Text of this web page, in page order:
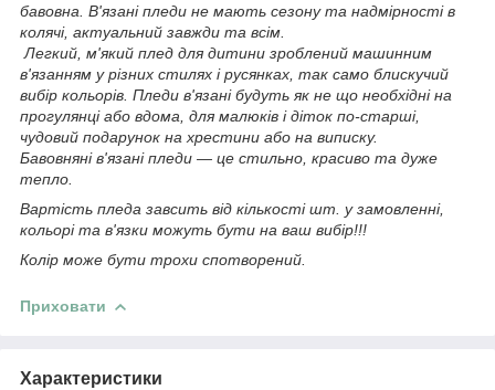
бавовна. В'язані пледи не мають сезону та надмірності в
колячі, актуальний завжди та всім.
Легкий, м'який плед для дитини зроблений машинним
в'язанням у різних стилях і русянках, так само блискучий
вибір кольорів. Пледи в'язані будуть як не що необхідні на
прогулянці або вдома, для малюків і діток по-старші,
чудовий подарунок на хрестини або на виписку.
Бавовняні в'язані пледи — це стильно, красиво та дуже
тепло.
Вартість пледа завсить від кількості шт. у замовленні,
кольорі та в'язки можуть бути на ваш вибір!!!
Колір може бути трохи спотворений.
Приховати
Характеристики